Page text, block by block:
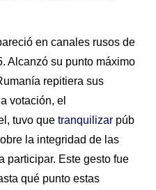
en canales rusos de
Alcanzó su punto máximo
repitiera sus
votación, el
tuvo que tranquilizar púb
la integridad de las
participar. Este gesto fue
qué punto estas